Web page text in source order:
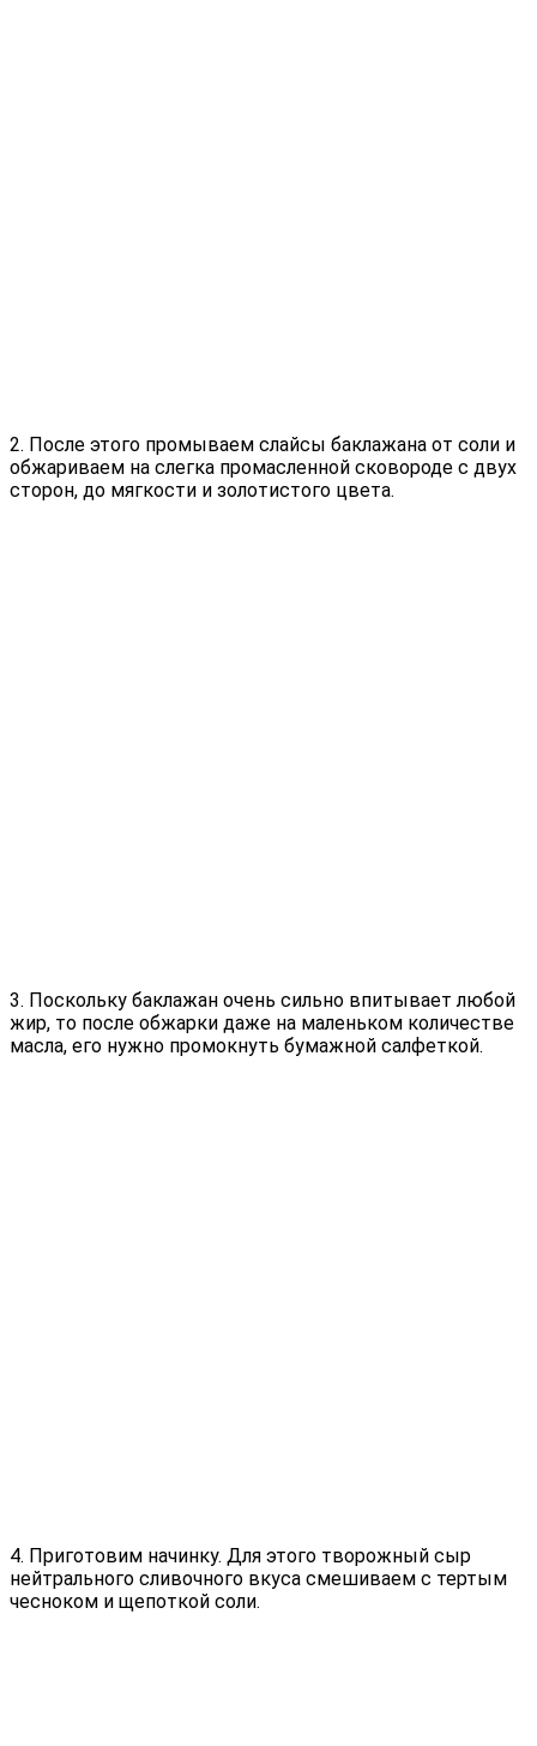
2. После этого промываем слайсы баклажана от соли и
обжариваем на слегка промасленной сковороде с двух
сторон, до мягкости и золотистого цвета.
3. Поскольку баклажан очень сильно впитывает любой
жир, то после обжарки даже на маленьком количестве
масла, его нужно промокнуть бумажной салфеткой.
4. Приготовим начинку. Для этого творожный сыр
нейтрального сливочного вкуса смешиваем с тертым
чесноком и щепоткой соли.